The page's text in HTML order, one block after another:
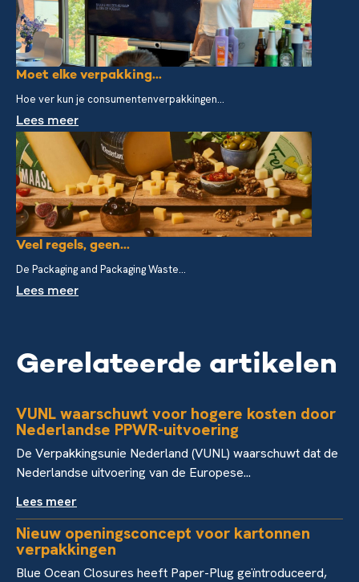
Moet elke verpakking...
Hoe ver kun je consumentenverpakkingen...
Lees meer
Veel regels, geen...
De Packaging and Packaging Waste...
Lees meer
Gerelateerde artikelen
VUNL waarschuwt voor hogere kosten door
Nederlandse PPWR-uitvoering
De Verpakkingsunie Nederland (VUNL) waarschuwt dat de
Nederlandse uitvoering van de Europese...
Lees meer
Nieuw openingsconcept voor kartonnen
verpakkingen
Blue Ocean Closures heeft Paper-Plug geïntroduceerd,